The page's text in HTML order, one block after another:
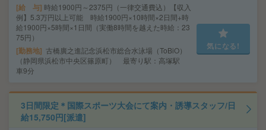
給 与 時給1900円～2375円（一律交通費込）【収入
例】5.3万円以上可能 時給1900円×10時間×2日間+時
給1900円×5時間×1日間（実働8時間を越えた時給：23
75円）
勤務地
古橋廣之進記念浜松市総合水泳場（ToBiO）
（静岡県浜松市中央区篠原町） 最寄り駅：高塚駅
車9分
気になる!
3日間限定＊国際スポーツ大会にて案内・誘導スタッフ/日
給15,750円[派遣]